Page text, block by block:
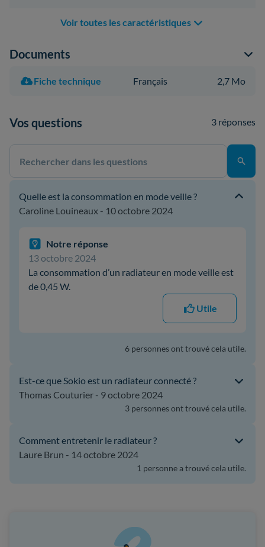
Voir toutes les caractéristiques
Documents
Fiche technique Français 2,7 Mo
Vos questions 3 réponses
Quelle est la consommation en mode veille ?
Caroline Louineaux - 10 octobre 2024
Notre réponse
13 octobre 2024
La consommation d’un radiateur en mode veille est
de 0,45 W.
Utile
6 personnes ont trouvé cela utile.
Est-ce que Sokio est un radiateur connecté ?
Thomas Couturier - 9 octobre 2024
3 personnes ont trouvé cela utile.
Comment entretenir le radiateur ?
Laure Brun - 14 octobre 2024
1 personne a trouvé cela utile.